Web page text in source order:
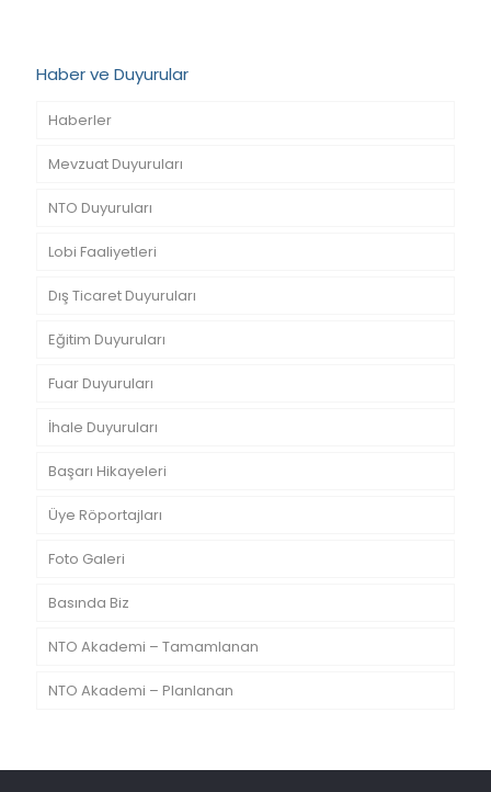
Haber ve Duyurular
Haberler
Mevzuat Duyuruları
NTO Duyuruları
Lobi Faaliyetleri
Dış Ticaret Duyuruları
Eğitim Duyuruları
Fuar Duyuruları
İhale Duyuruları
Başarı Hikayeleri
Üye Röportajları
Foto Galeri
Basında Biz
NTO Akademi – Tamamlanan
NTO Akademi – Planlanan